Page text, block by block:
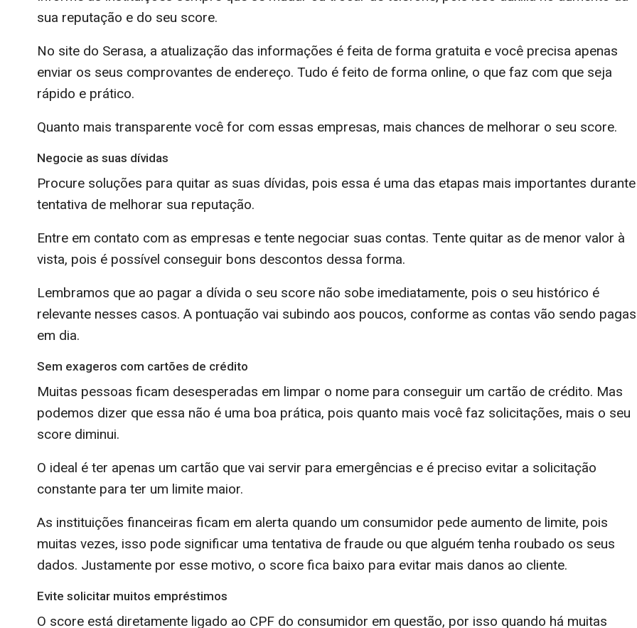
sua reputação e do seu score.
No site do Serasa, a atualização das informações é feita de forma gratuita e você precisa apenas
enviar os seus comprovantes de endereço. Tudo é feito de forma online, o que faz com que seja
rápido e prático.
Quanto mais transparente você for com essas empresas, mais chances de melhorar o seu score.
Negocie as suas dívidas
Procure soluções para quitar as suas dívidas, pois essa é uma das etapas mais importantes
tentativa de melhorar sua reputação.
Entre em contato com as empresas e tente negociar suas contas. Tente quitar as de menor valor à
vista, pois é possível conseguir bons descontos dessa forma.
Lembramos que ao pagar a dívida o seu score não sobe imediatamente, pois o seu histórico é
relevante nesses casos. A pontuação vai subindo aos poucos, conforme as contas vão sendo pagas
em dia.
Sem exageros com cartões de crédito
Muitas pessoas ficam desesperadas em limpar o nome para conseguir um cartão de crédito. Mas
podemos dizer que essa não é uma boa prática, pois quanto mais você faz solicitações, mais o seu
score diminui.
O ideal é ter apenas um cartão que vai servir para emergências e é preciso evitar a solicitação
constante para ter um limite maior.
As instituições financeiras ficam em alerta quando um consumidor pede aumento de limite, pois
muitas vezes, isso pode significar uma tentativa de fraude ou que alguém tenha roubado os seus
dados. Justamente por esse motivo, o score fica baixo para evitar mais danos ao cliente.
Evite solicitar muitos empréstimos
O score está diretamente ligado ao CPF do consumidor em questão, por isso quando há muitas